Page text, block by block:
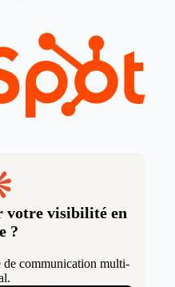
votre visibilité en
?
de communication multi-